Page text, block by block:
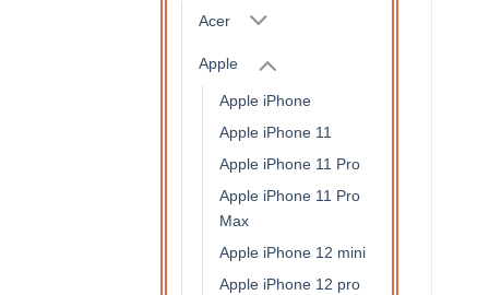
Acer
Apple
Apple iPhone
Apple iPhone 11
Apple iPhone 11 Pro
Apple iPhone 11 Pro
Max
Apple iPhone 12 mini
Apple iPhone 12 pro